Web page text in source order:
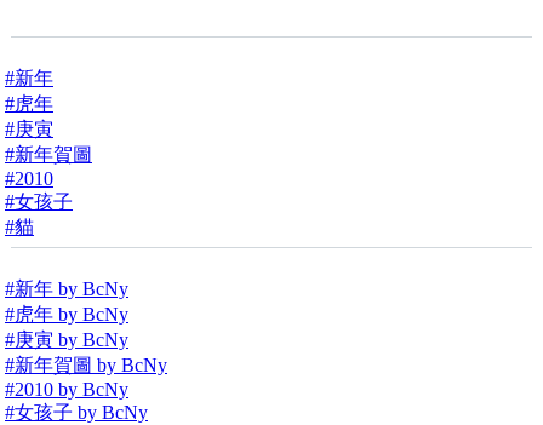
#新年
#虎年
#庚寅
#新年賀圖
#2010
#女孩子
#貓
#新年 by BcNy
#虎年 by BcNy
#庚寅 by BcNy
#新年賀圖 by BcNy
#2010 by BcNy
#女孩子 by BcNy